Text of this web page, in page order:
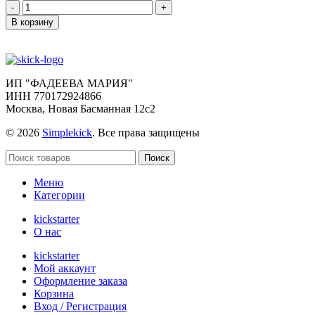
Количество
товара
Hearts
Iron:
The
Board
Game
Add-
с
до
В корзину
ИП "ФАДЕЕВА МАРИЯ"
ИНН 770172924866
Москва, Новая Басманная 12с2
© 2026 Simplekick. Все права защищены
Поиск
Меню
Категории
kickstarter
О нас
kickstarter
Мой аккаунт
Оформление заказа
Корзина
Вход / Регистрация